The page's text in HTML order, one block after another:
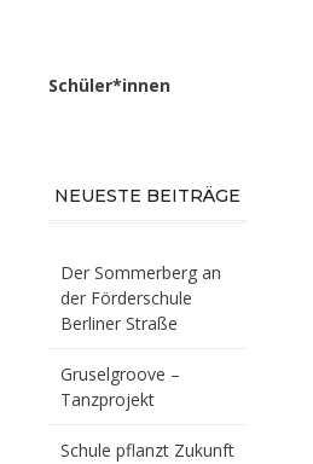
Schüler*innen
NEUESTE BEITRÄGE
Der Sommerberg an
der Förderschule
Berliner Straße
Gruselgroove –
Tanzprojekt
Schule pflanzt Zukunft